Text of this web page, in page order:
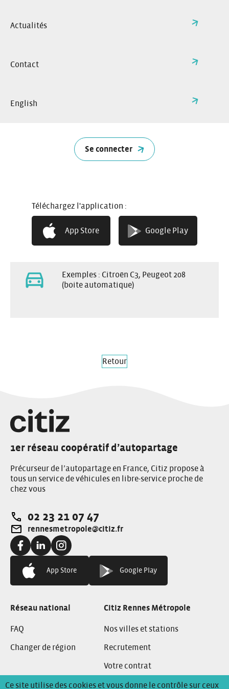
Actualités
Contact
English
Se connecter
Téléchargez l'application :
App Store Google Play
5 places
Exemples : Citroën C3, Peugeot 208
(boite automatique)
Retour
1er réseau coopératif d’autopartage
Précurseur de l’autopartage en France, Citiz propose à
tous un service de véhicules en libre-service proche de
chez vous
Téléphone:
02 23 21 07 47
Adresse e-mail:
rennesmetropole@citiz.fr
Facebook:Linkedin:instagram:
App Store Google Play
Réseau national
FAQ
Changer de région
Citiz Rennes Métropole
Nos villes et stations
Recrutement
Votre contrat
Ce site utilise des cookies et vous donne le contrôle sur ceux